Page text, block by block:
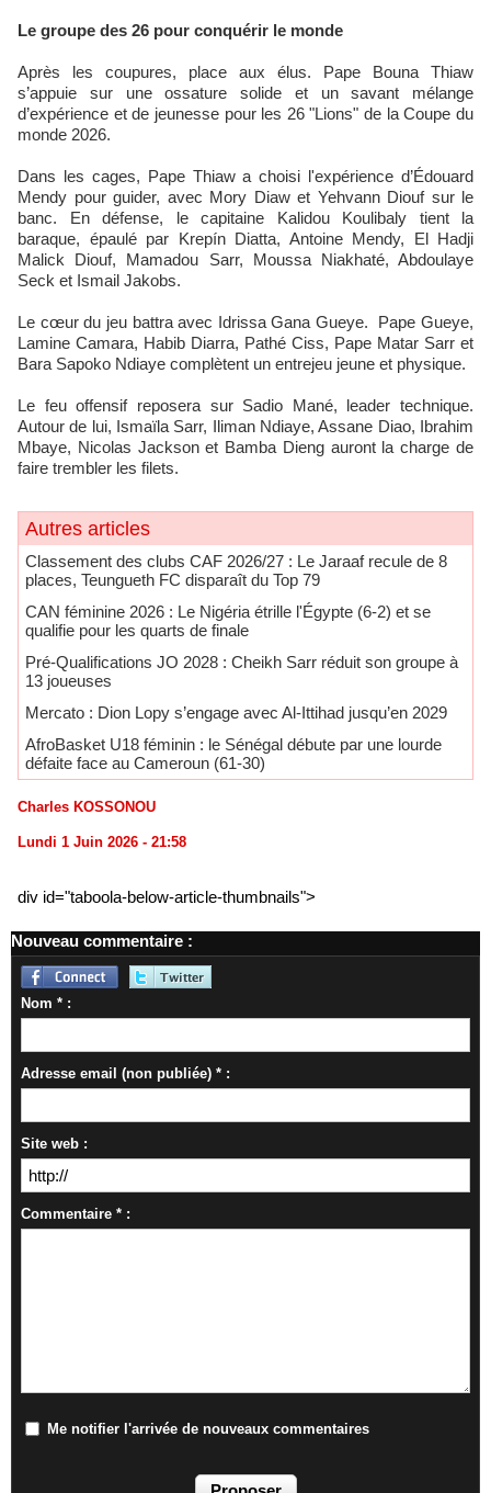
Le groupe des 26 pour conquérir le monde
Après les coupures, place aux élus. Pape Bouna Thiaw
s’appuie sur une ossature solide et un savant mélange
d’expérience et de jeunesse pour les 26 "Lions" de la Coupe du
monde 2026.
Dans les cages, Pape Thiaw a choisi l'expérience d’Édouard
Mendy pour guider, avec Mory Diaw et Yehvann Diouf sur le
banc. En défense, le capitaine Kalidou Koulibaly tient la
baraque, épaulé par Krepín Diatta, Antoine Mendy, El Hadji
Malick Diouf, Mamadou Sarr, Moussa Niakhaté, Abdoulaye
Seck et Ismail Jakobs.
Le cœur du jeu battra avec Idrissa Gana Gueye. Pape Gueye,
Lamine Camara, Habib Diarra, Pathé Ciss, Pape Matar Sarr et
Bara Sapoko Ndiaye complètent un entrejeu jeune et physique.
Le feu offensif reposera sur Sadio Mané, leader technique.
Autour de lui, Ismaïla Sarr, Iliman Ndiaye, Assane Diao, Ibrahim
Mbaye, Nicolas Jackson et Bamba Dieng auront la charge de
faire trembler les filets.
Autres articles
Classement des clubs CAF 2026/27 : Le Jaraaf recule de 8
places, Teungueth FC disparaît du Top 79
CAN féminine 2026 : Le Nigéria étrille l'Égypte (6-2) et se
qualifie pour les quarts de finale
Pré-Qualifications JO 2028 : Cheikh Sarr réduit son groupe à
13 joueuses
Mercato : Dion Lopy s’engage avec Al-Ittihad jusqu’en 2029
AfroBasket U18 féminin : le Sénégal débute par une lourde
défaite face au Cameroun (61-30)
Charles KOSSONOU
Lundi 1 Juin 2026 - 21:58
div id="taboola-below-article-thumbnails">
Nouveau commentaire :
Nom * :
Adresse email (non publiée) * :
Site web :
Commentaire * :
Me notifier l'arrivée de nouveaux commentaires